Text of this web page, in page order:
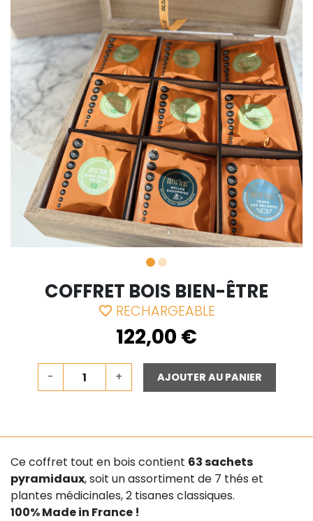
COFFRET BOIS BIEN-ÊTRE
favorite_border RECHARGEABLE
122,00 €
- + AJOUTER AU PANIER
Ce coffret tout en bois contient 63 sachets
pyramidaux, soit un assortiment de 7 thés et
plantes médicinales, 2 tisanes classiques.
100% Made in France !